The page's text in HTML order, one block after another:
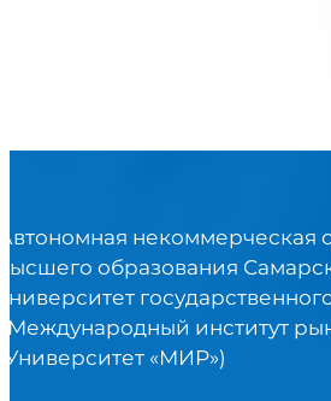
некоммерческая
образования
институт
«МИР»)